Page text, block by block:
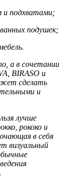
подхватами;
подушек;
а в сочетании
BIRASO и
сделать
и
лучше
рококо и
в себя
визуальный
.